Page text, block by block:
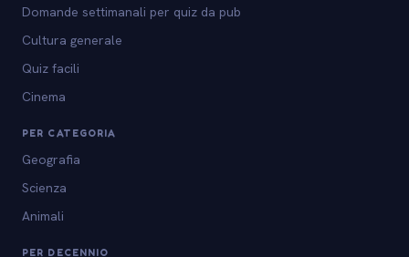
Domande settimanali per quiz da pub
Cultura generale
Quiz facili
Cinema
PER CATEGORIA
Geografia
Scienza
Animali
PER DECENNIO